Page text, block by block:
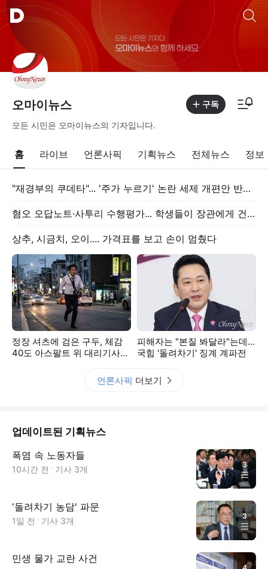
오마이뉴스 구독
모든 시민은 오마이뉴스의 기자입니다.
홈 라이브 언론사픽 기획뉴스 전체뉴스 정보
"재경부의 쿠데타"... '주가 누르기' 논란 세제 개편안 반발 확산
혐오 오답노트·사투리 수행평가... 학생들이 장관에게 건넨 '혐오 예방법'
상추, 시금치, 오이.... 가격표를 보고 손이 멈췄다
정장 셔츠에 검은 구두, 체감
40도 아스팔트 위 대리기사의
피해자는 "본질 봐달라"는데...
국힘 '돌려차기' 징계 계파전
언론사픽 더보기
업데이트된 기획뉴스
폭염 속 노동자들
10시간 전 기사 3개 3
'돌려차기 농담' 파문
1일 전 기사 3개 3
민생 물가 교란 사건